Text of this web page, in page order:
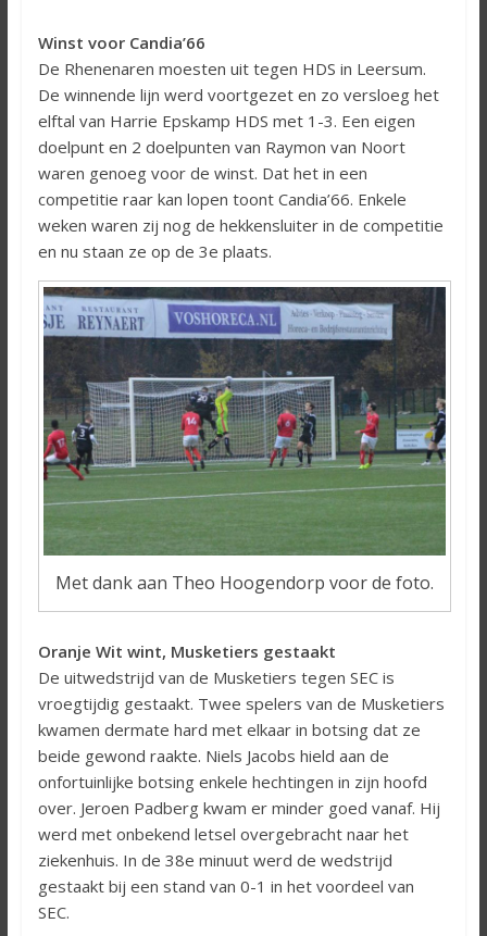
Winst voor Candia’66
De Rhenenaren moesten uit tegen HDS in Leersum.
De winnende lijn werd voortgezet en zo versloeg het
elftal van Harrie Epskamp HDS met 1-3. Een eigen
doelpunt en 2 doelpunten van Raymon van Noort
waren genoeg voor de winst. Dat het in een
competitie raar kan lopen toont Candia’66. Enkele
weken waren zij nog de hekkensluiter in de competitie
en nu staan ze op de 3e plaats.
Met dank aan Theo Hoogendorp voor de foto.
Oranje Wit wint, Musketiers gestaakt
De uitwedstrijd van de Musketiers tegen SEC is
vroegtijdig gestaakt. Twee spelers van de Musketiers
kwamen dermate hard met elkaar in botsing dat ze
beide gewond raakte. Niels Jacobs hield aan de
onfortuinlijke botsing enkele hechtingen in zijn hoofd
over. Jeroen Padberg kwam er minder goed vanaf. Hij
werd met onbekend letsel overgebracht naar het
ziekenhuis. In de 38e minuut werd de wedstrijd
gestaakt bij een stand van 0-1 in het voordeel van
SEC.